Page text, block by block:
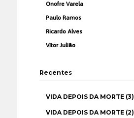
Onofre Varela
Paulo Ramos
Ricardo Alves
Vítor Julião
Recentes
VIDA DEPOIS DA MORTE (3)
VIDA DEPOIS DA MORTE (2)